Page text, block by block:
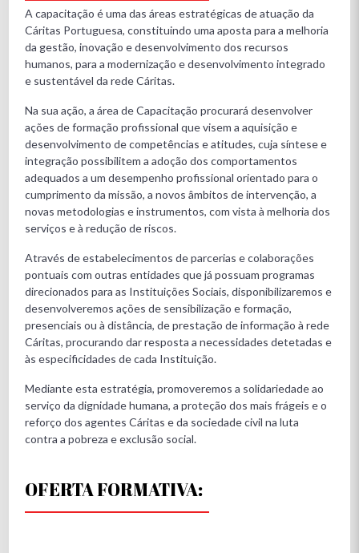
A capacitação é uma das áreas estratégicas de atuação da
Cáritas Portuguesa, constituindo uma aposta para a melhoria
da gestão, inovação e desenvolvimento dos recursos
humanos, para a modernização e desenvolvimento integrado
e sustentável da rede Cáritas.
Na sua ação, a área de Capacitação procurará desenvolver
ações de formação profissional que visem a aquisição e
desenvolvimento de competências e atitudes, cuja síntese e
integração possibilitem a adoção dos comportamentos
adequados a um desempenho profissional orientado para o
cumprimento da missão, a novos âmbitos de intervenção, a
novas metodologias e instrumentos, com vista à melhoria dos
serviços e à redução de riscos.
Através de estabelecimentos de parcerias e colaborações
pontuais com outras entidades que já possuam programas
direcionados para as Instituições Sociais, disponibilizaremos e
desenvolveremos ações de sensibilização e formação,
presenciais ou à distância, de prestação de informação à rede
Cáritas, procurando dar resposta a necessidades detetadas e
às especificidades de cada Instituição.
Mediante esta estratégia, promoveremos a solidariedade ao
serviço da dignidade humana, a proteção dos mais frágeis e o
reforço dos agentes Cáritas e da sociedade civil na luta
contra a pobreza e exclusão social.
OFERTA FORMATIVA: